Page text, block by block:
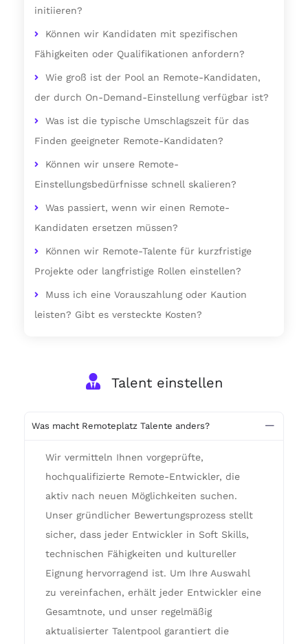
initiieren?
Können wir Kandidaten mit spezifischen
Fähigkeiten oder Qualifikationen anfordern?
Wie groß ist der Pool an Remote-Kandidaten,
der durch On-Demand-Einstellung verfügbar ist?
Was ist die typische Umschlagszeit für das
Finden geeigneter Remote-Kandidaten?
Können wir unsere Remote-
Einstellungsbedürfnisse schnell skalieren?
Was passiert, wenn wir einen Remote-
Kandidaten ersetzen müssen?
Können wir Remote-Talente für kurzfristige
Projekte oder langfristige Rollen einstellen?
Muss ich eine Vorauszahlung oder Kaution
leisten? Gibt es versteckte Kosten?
Talent einstellen
Was macht Remoteplatz Talente anders?
Wir vermitteln Ihnen vorgeprüfte,
hochqualifizierte Remote-Entwickler, die
aktiv nach neuen Möglichkeiten suchen.
Unser gründlicher Bewertungsprozess stellt
sicher, dass jeder Entwickler in Soft Skills,
technischen Fähigkeiten und kultureller
Eignung hervorragend ist. Um Ihre Auswahl
zu vereinfachen, erhält jeder Entwickler eine
Gesamtnote, und unser regelmäßig
aktualisierter Talentpool garantiert die